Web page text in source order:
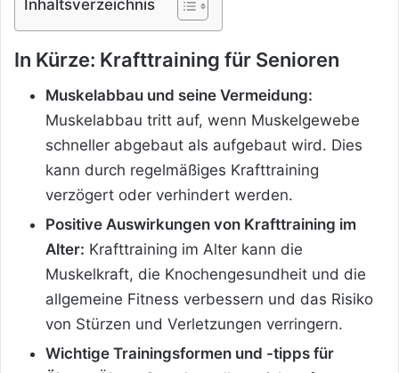
Inhaltsverzeichnis
In Kürze: Krafttraining für Senioren
Muskelabbau und seine Vermeidung:
Muskelabbau tritt auf, wenn Muskelgewebe
schneller abgebaut als aufgebaut wird. Dies
kann durch regelmäßiges Krafttraining
verzögert oder verhindert werden.
Positive Auswirkungen von Krafttraining im
Alter: Krafttraining im Alter kann die
Muskelkraft, die Knochengesundheit und die
allgemeine Fitness verbessern und das Risiko
von Stürzen und Verletzungen verringern.
Wichtige Trainingsformen und -tipps für